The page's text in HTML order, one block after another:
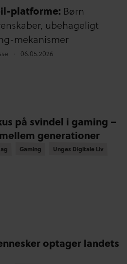
platforme: Børn
ubehageligt
mekanismer
06.05.2026
på svindel i gaming –
generationer
Gaming
Gaming Unges Digitale Liv
Unges Digitale Liv
optager landets